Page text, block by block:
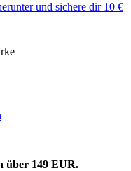
und sichere dir 10 €
über 149 EUR.